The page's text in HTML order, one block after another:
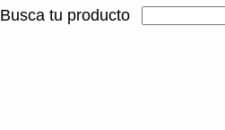
Busca tu producto